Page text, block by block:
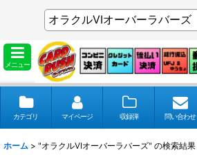
メニュー
カテゴリ マイページ 収録弾 問い合わせ
ホーム > "オラクルVIオーバーラバーズ" の検索結果